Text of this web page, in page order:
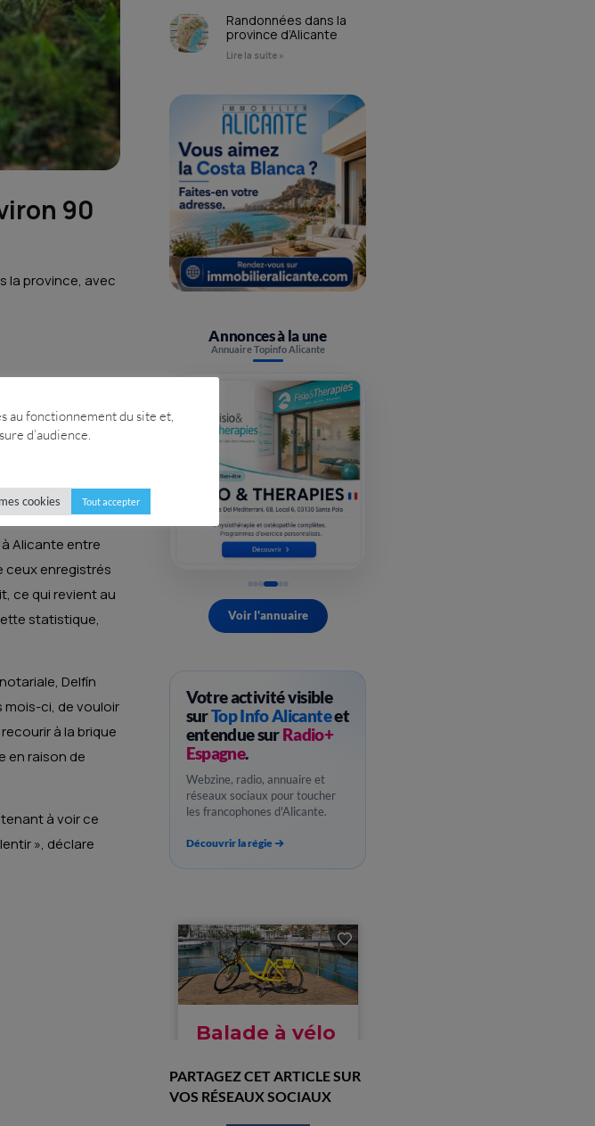
90
la province, avec
autant
transactions
centrale
et des
Alicante entre
ceux enregistrés
ce qui revient au
statistique,
Delfín
mois-ci, de vouloir
à la brique
en raison de
à voir ce
», déclare
Randonnées dans la
province d’Alicante
Lire la suite »
Annonces à la une
Annuaire Topinfo Alicante
Voir l'annuaire
Votre activité visible
surTop Info Alicanteet
entendue surRadio+
Espagne.
Webzine, radio, annuaire et
réseaux sociaux pour toucher
les francophones d'Alicante.
Découvrir la régie
PARTAGEZ CET ARTICLE SUR
VOS RÉSEAUX SOCIAUX
au fonctionnement du site et,
d’audience.
cookies Tout accepter